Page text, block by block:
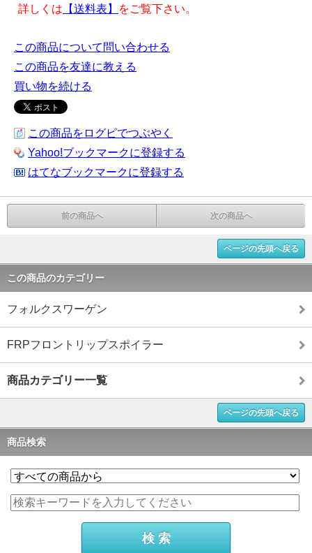
詳しくは 【送料表】 をご覧下さい。
この商品について問い合わせる
この商品を友達に教える
買い物を続ける
この商品をログピでつぶやく
Yahoo!ブックマークに登録する
はてなブックマークに登録する
前の商品へ 次の商品へ
ページの先頭へ戻る
この商品のカテゴリー
フォルクスワーゲン
FRPフロントリップスポイラー
商品カテゴリー一覧
ページの先頭へ戻る
商品検索